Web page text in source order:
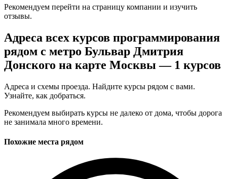
Рекомендуем перейти на страницу компании и изучить
отзывы.
Адреса всех курсов программирования
рядом с метро Бульвар Дмитрия
Донского на карте Москвы — 1 курсов
Адреса и схемы проезда. Найдите курсы рядом с вами.
Узнайте, как добраться.
Рекомендуем выбирать курсы не далеко от дома, чтобы дорога
не занимала много времени.
Похожие места рядом